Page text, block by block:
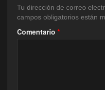
Tu dirección de correo
campos obligatorios están
Comentario *